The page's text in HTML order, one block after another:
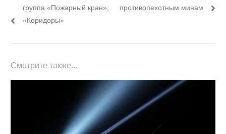
записям
группа «Пожарный кран»,
«Коридоры»
противопехотным минам
Смотрите также...